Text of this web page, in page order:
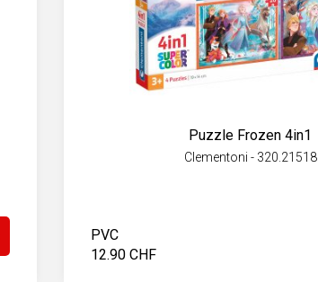
Puzzle Frozen 4in1
Clementoni - 320.21518
PVC
12.90 CHF